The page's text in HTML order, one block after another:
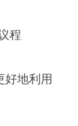
程
好地利用